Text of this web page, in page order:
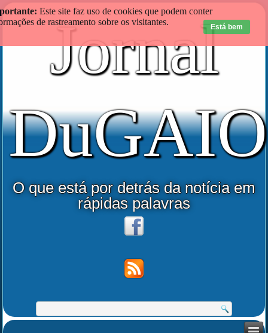
Jornal
DuGAIO
O que está por detrás da notícia em
rápidas palavras
Este site faz uso de cookies que podem conter
de rastreamento sobre os visitantes.
Está bem